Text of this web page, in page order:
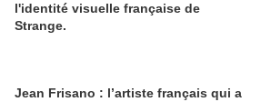
l'identité visuelle française de
Strange.
Jean Frisano : l’artiste français qui a